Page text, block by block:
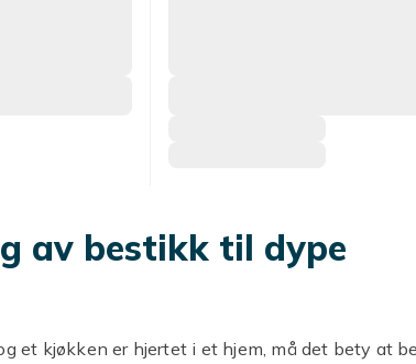
av bestikk til dype
et kjøkken er hjertet i et hjem, må det bety at